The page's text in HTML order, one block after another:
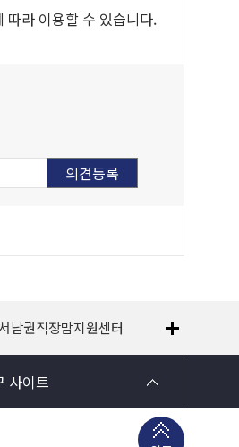
따라 이용할 수 있습니다.
남권직장맘지원센터 1365자원봉사
사이트